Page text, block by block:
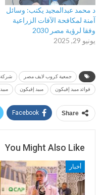
د محمد عبدالمجيد يكتب: وسائل
آمنة لمكافحة الآفات الزراعية
وفقا لرؤية مصر 2030
يونيو 29, 2025
جمعية كروب لايف مصر
فوائد مبيد إفيكون مبيد إفيكون
Share
Facebook
You Might Also Like
أخبار